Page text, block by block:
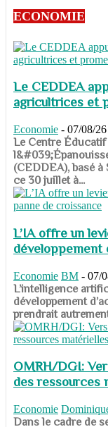
ECONOMIE
Le CEDDEA
agricultrices et
Economie - 07/08/26
​​​​​​​Le Centre
(CEDDEA), basé à
ce 30 juillet à...
L’IA offre un
développement
Economie BM - 07/
​​​​​​​L’intelligence
développement
prendrait
OMRH/DGI:
des ressources
Economie
Dans le cadre de